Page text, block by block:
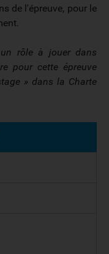
de l'épreuve, pour le
rôle à jouer dans
pour cette épreuve
» dans la Charte